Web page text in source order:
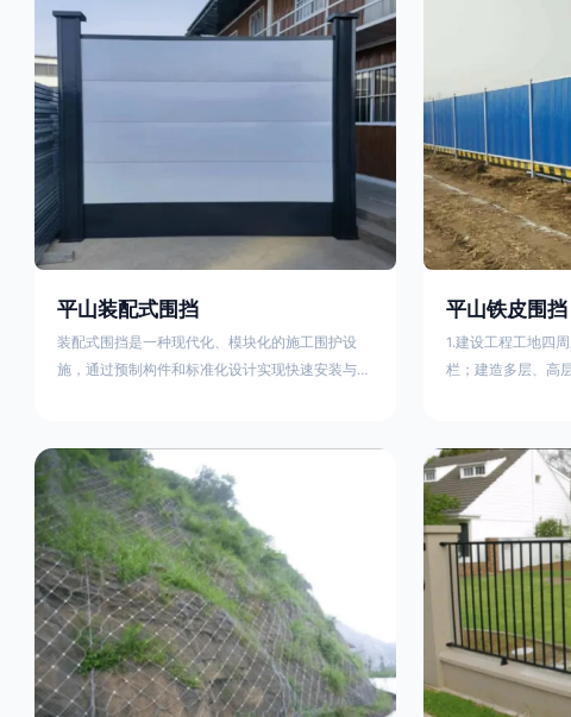
平山装配式围挡
装配式围挡是一种现代化、模块化的施工围护设
施，通过预制构件和标准化设计实现快速安装与重
管立柱）与镀锌钢板、彩钢板等面板组合而成，通
过斜拉撑、横撑加强筋等部件增强整体稳定性立柱
规格：通常为100×100mm或120×120mm方管，壁
厚2.5-3.0mm；面板采用0.5-0.9mm镀锌板轧折成
型连接方式：采用C型
平山铁皮围挡
1.建设工程工地四
栏；建造多层、高
在其他路段设置的
围档使用的材料应
政工程项目工地，
规定使用统一的连
工地围栏外堆放建